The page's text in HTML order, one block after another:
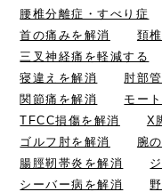
腰椎分離症・すべり症
首の痛みを解消
頚
三叉神経痛を軽減する
寝違えを解消
肘部
関節痛を解消
モー
TFCC損傷を解消
X
ゴルフ肘を解消
腕
腸脛靭帯炎を解消
シーバー病を解消